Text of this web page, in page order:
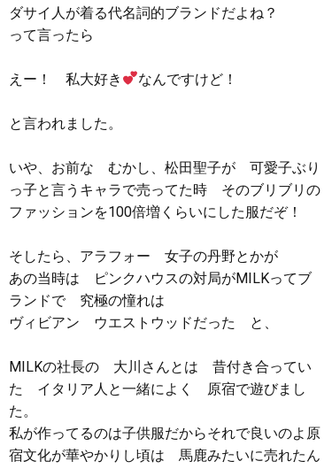
ダサイ人が着る代名詞的ブランドだよね？
って言ったら
えー！ 私大好き なんですけど！
と言われました。
いや、お前な むかし、松田聖子が 可愛子ぶり
っ子と言うキャラで売ってた時 そのブリブリの
ファッションを100倍増くらいにした服だぞ！
そしたら、アラフォー 女子の丹野とかが
あの当時は ピンクハウスの対局がMILKってブ
ランドで 究極の憧れは
ヴィビアン ウエストウッドだった と、
MILKの社長の 大川さんとは 昔付き合ってい
た イタリア人と一緒によく 原宿で遊びまし
た。
私が作ってるのは子供服だからそれで良いのよ原
宿文化が華やかりし頃は 馬鹿みたいに売れたん